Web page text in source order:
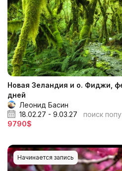
Новая Зеландия и о. Фиджи,
дней
Леонид Басин
18.02.27 - 9.03.27
поиск
9790$
Начинается запись